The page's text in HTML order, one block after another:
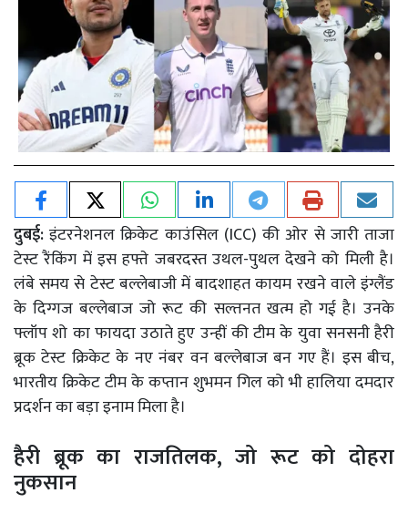
दुबई:इंटरनेशनल क्रिकेट काउंसिल (ICC) की ओर से जारी ताजा
टेस्ट रैंकिंग में इस हफ्ते जबरदस्त उथल-पुथल देखने को मिली है।
लंबे समय से टेस्ट बल्लेबाजी में बादशाहत कायम रखने वाले इंग्लैंड
के दिग्गज बल्लेबाज जो रूट की सल्तनत खत्म हो गई है। उनके
फ्लॉप शो का फायदा उठाते हुए उन्हीं की टीम के युवा सनसनी हैरी
ब्रूक टेस्ट क्रिकेट के नए नंबर वन बल्लेबाज बन गए हैं। इस बीच,
भारतीय क्रिकेट टीम के कप्तान शुभमन गिल को भी हालिया दमदार
प्रदर्शन का बड़ा इनाम मिला है।
हैरी ब्रूक का राजतिलक, जो रूट को दोहरा
नुकसान